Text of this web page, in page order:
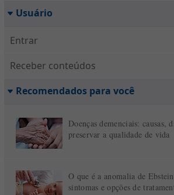
Usuário
Entrar
Receber conteúdos
Recomendados para você
Doenças demenciais: causas,
preservar a qualidade de vida
O que é a anomalia de
sintomas e opções de